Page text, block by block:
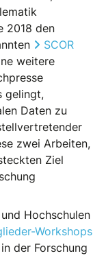
2018 den
SCOR
weitere
gelingt,
Daten zu
zwei Arbeiten,
Ziel
Hochschulen
Workshops
der Forschung